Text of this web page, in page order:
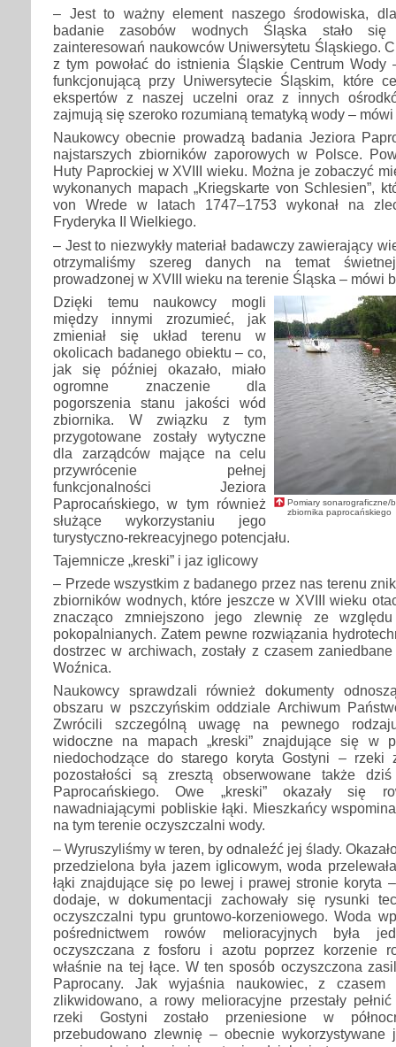
– Jest to ważny element naszego środowiska,
badanie zasobów wodnych Śląska stało się
zainteresowań naukowców Uniwersytetu Śląskiego.
z tym powołać do istnienia Śląskie Centrum Wody
funkcjonującą przy Uniwersytecie Śląskim, które
ekspertów z naszej uczelni oraz z innych
zajmują się szeroko rozumianą tematyką wody –
Naukowcy obecnie prowadzą badania Jeziora
najstarszych zbiorników zaporowych w Polsce.
Huty Paprockiej w XVIII wieku. Można je zobaczyć
wykonanych mapach „Kriegskarte von Schlesien”,
von Wrede w latach 1747–1753 wykonał na
Fryderyka II Wielkiego.
– Jest to niezwykły materiał badawczy zawierający
otrzymaliśmy szereg danych na temat
prowadzonej w XVIII wieku na terenie Śląska – mówi
Pomiary sonarograficzne/
zbiornika paprocańskiego
Dzięki temu naukowcy mogli
między innymi zrozumieć, jak
zmieniał się układ terenu w
okolicach badanego obiektu – co,
jak się później okazało, miało
ogromne znaczenie dla
pogorszenia stanu jakości wód
zbiornika. W związku z tym
przygotowane zostały wytyczne
dla zarządców mające na celu
przywrócenie pełnej
funkcjonalności Jeziora
Paprocańskiego, w tym również
służące wykorzystaniu jego
turystyczno-rekreacyjnego potencjału.
Tajemnicze „kreski” i jaz iglicowy
– Przede wszystkim z badanego przez nas terenu
zbiorników wodnych, które jeszcze w XVIII wieku
znacząco zmniejszono jego zlewnię ze
pokopalnianych. Zatem pewne rozwiązania
dostrzec w archiwach, zostały z czasem
Woźnica.
Naukowcy sprawdzali również dokumenty
obszaru w pszczyńskim oddziale Archiwum
Zwrócili szczególną uwagę na pewnego
widoczne na mapach „kreski” znajdujące się w
niedochodzące do starego koryta Gostyni – rzeki
pozostałości są zresztą obserwowane także
Paprocańskiego. Owe „kreski” okazały się
nawadniającymi pobliskie łąki. Mieszkańcy
na tym terenie oczyszczalni wody.
– Wyruszyliśmy w teren, by odnaleźć jej ślady.
przedzielona była jazem iglicowym, woda
łąki znajdujące się po lewej i prawej stronie koryta
dodaje, w dokumentacji zachowały się rysunki
oczyszczalni typu gruntowo-korzeniowego. Woda
pośrednictwem rowów melioracyjnych była
oczyszczana z fosforu i azotu poprzez korzenie
właśnie na tej łące. W ten sposób oczyszczona
Paprocany. Jak wyjaśnia naukowiec, z czasem
zlikwidowano, a rowy melioracyjne przestały
rzeki Gostyni zostało przeniesione w
przebudowano zlewnię – obecnie